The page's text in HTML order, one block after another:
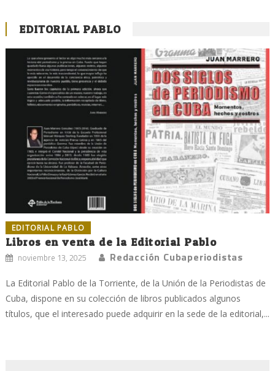
EDITORIAL PABLO
EDITORIAL PABLO
Libros en venta de la Editorial Pablo
noviembre 13, 2025 Redacción Cubaperiodistas
La Editorial Pablo de la Torriente, de la Unión de la Periodistas de
Cuba, dispone en su colección de libros publicados algunos
títulos, que el interesado puede adquirir en la sede de la editorial,...